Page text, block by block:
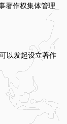
著作权集体管理
以发起设立著作